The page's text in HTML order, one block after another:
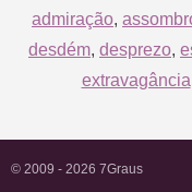
admiração,
desdém, desprezo,
extravagância
© 2009 - 2026 7Graus